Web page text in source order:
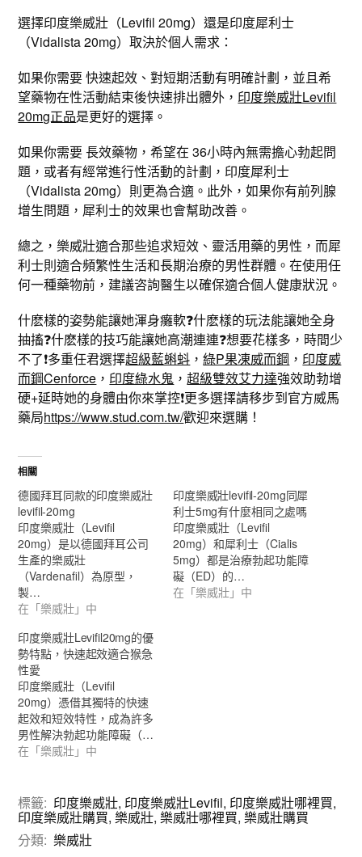
選擇印度樂威壯（Levifil 20mg）還是印度犀利士
（Vidalista 20mg）取決於個人需求：
如果你需要 快速起效、對短期活動有明確計劃，並且希
望藥物在性活動結束後快速排出體外， 印度樂威壯Levifil
20mg正品是更好的選擇。
如果你需要 長效藥物，希望在 36小時內無需擔心勃起問
題，或者有經常進行性活動的計劃，印度犀利士
（Vidalista 20mg）則更為合適。此外，如果你有前列腺
增生問題，犀利士的效果也會幫助改善。
總之，樂威壯適合那些追求短效、靈活用藥的男性，而犀
利士則適合頻繁性生活和長期治療的男性群體。在使用任
何一種藥物前，建議咨詢醫生以確保適合個人健康狀況。
什麽樣的姿勢能讓她渾身癱軟❓什麽樣的玩法能讓她全身
抽搐❓什麽樣的技巧能讓她高潮連連❓想要花樣多，時間少
不了❗️多重任君選擇超級藍蝌蚪 ，綠P果凍威而鋼 ， 印度威
而鋼Cenforce ， 印度綠水鬼 ，超級雙效艾力達強效助勃增
硬+延時她的身體由你來掌控❗️更多選擇請移步到官方威馬
藥局https://www.stud.com.tw/歡迎來選購！
相關
德國拜耳同款的印度樂威壯
levifil-20mg
印度樂威壯（Levifil
20mg）是以德國拜耳公司
生產的樂威壯
（Vardenafil）為原型，
製…
在「樂威壯」中
印度樂威壯levifil-20mg同犀
利士5mg有什麼相同之處嗎
印度樂威壯（Levifil
20mg）和犀利士（Cialis
5mg）都是治療勃起功能障
礙（ED）的…
在「樂威壯」中
印度樂威壯Levifil20mg的優
勢特點，快速起效適合猴急
性愛
印度樂威壯（Levifil
20mg）憑借其獨特的快速
起效和短效特性，成為許多
男性解決勃起功能障礙（…
在「樂威壯」中
標籤: 印度樂威壯, 印度樂威壯Levifil, 印度樂威壯哪裡買,
印度樂威壯購買,樂威壯,樂威壯哪裡買,樂威壯購買
分類: 樂威壯